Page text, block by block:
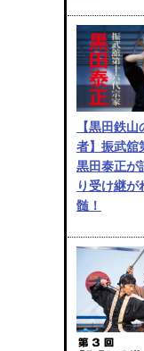
【黒田鉄
者】振武舘
黒田泰正が
り受け継
髄！